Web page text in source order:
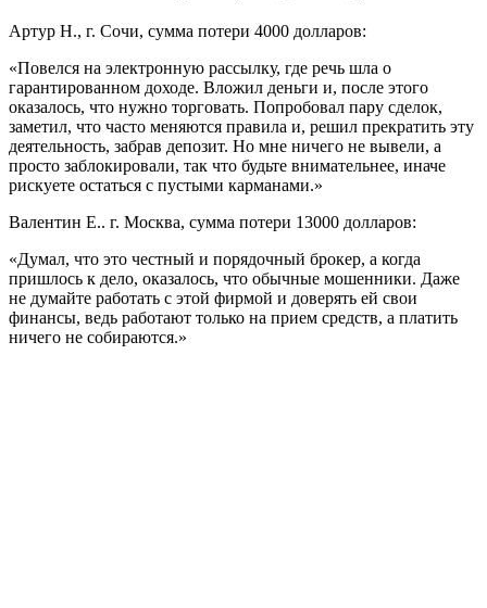
Артур Н., г. Сочи, сумма потери 4000 долларов:
«Повелся на электронную рассылку, где речь шла о
гарантированном доходе. Вложил деньги и, после этого
оказалось, что нужно торговать. Попробовал пару сделок,
заметил, что часто меняются правила и, решил прекратить эту
деятельность, забрав депозит. Но мне ничего не вывели, а
просто заблокировали, так что будьте внимательнее, иначе
рискуете остаться с пустыми карманами.»
Валентин Е.. г. Москва, сумма потери 13000 долларов:
«Думал, что это честный и порядочный брокер, а когда
пришлось к дело, оказалось, что обычные мошенники. Даже
не думайте работать с этой фирмой и доверять ей свои
финансы, ведь работают только на прием средств, а платить
ничего не собираются.»